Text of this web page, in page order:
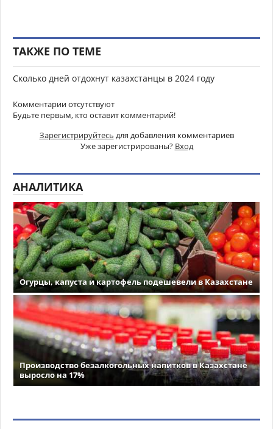
ТАКЖЕ ПО ТЕМЕ
Сколько дней отдохнут казахстанцы в 2024 году
Комментарии отсутствуют
Будьте первым, кто оставит комментарий!
Зарегистрируйтесь для добавления комментариев
Уже зарегистрированы? Вход
АНАЛИТИКА
Огурцы, капуста и картофель подешевели в Казахстане
Производство безалкогольных напитков в Казахстане
выросло на 17%